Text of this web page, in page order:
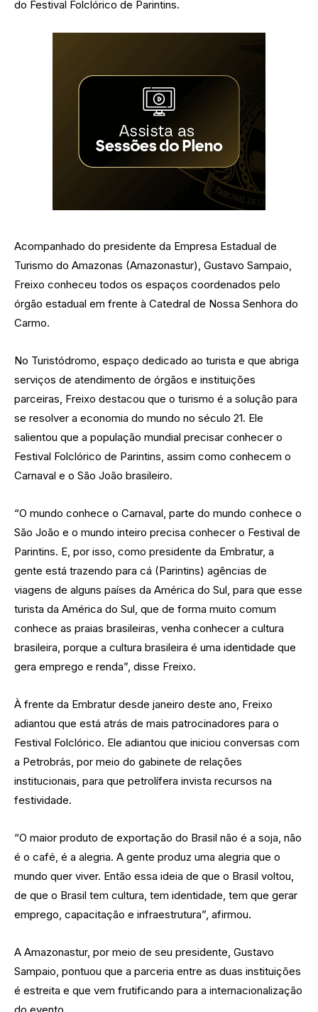
do Festival Folclórico de Parintins.
Acompanhado do presidente da Empresa Estadual de
Turismo do Amazonas (Amazonastur), Gustavo Sampaio,
Freixo conheceu todos os espaços coordenados pelo
órgão estadual em frente à Catedral de Nossa Senhora do
Carmo.
No Turistódromo, espaço dedicado ao turista e que abriga
serviços de atendimento de órgãos e instituições
parceiras, Freixo destacou que o turismo é a solução para
se resolver a economia do mundo no século 21. Ele
salientou que a população mundial precisar conhecer o
Festival Folclórico de Parintins, assim como conhecem o
Carnaval e o São João brasileiro.
“O mundo conhece o Carnaval, parte do mundo conhece o
São João e o mundo inteiro precisa conhecer o Festival de
Parintins. E, por isso, como presidente da Embratur, a
gente está trazendo para cá (Parintins) agências de
viagens de alguns países da América do Sul, para que esse
turista da América do Sul, que de forma muito comum
conhece as praias brasileiras, venha conhecer a cultura
brasileira, porque a cultura brasileira é uma identidade que
gera emprego e renda”, disse Freixo.
À frente da Embratur desde janeiro deste ano, Freixo
adiantou que está atrás de mais patrocinadores para o
Festival Folclórico. Ele adiantou que iniciou conversas com
a Petrobrás, por meio do gabinete de relações
institucionais, para que petrolífera invista recursos na
festividade.
“O maior produto de exportação do Brasil não é a soja, não
é o café, é a alegria. A gente produz uma alegria que o
mundo quer viver. Então essa ideia de que o Brasil voltou,
de que o Brasil tem cultura, tem identidade, tem que gerar
emprego, capacitação e infraestrutura”, afirmou.
A Amazonastur, por meio de seu presidente, Gustavo
Sampaio, pontuou que a parceria entre as duas instituições
é estreita e que vem frutificando para a internacionalização